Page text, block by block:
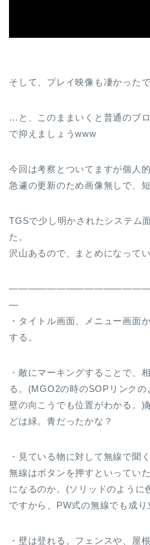
そして、プレイ映像も凄かった
…と、このままいくと普通のブ
で抑えましょうwww
今回は考察とついてますが個人
急遽の更新のため画像無しで、
TGSで少し明かされたシステム
た。
沢山あるので、まとめになって
―
・タイトル画面、メニュー画面
する。
・敵にマーキングすることで、
る。(MGO2の時のSOPリンクの
壁の向こうでも位置がわかる。)
どは緑。青だったかな？
・見ている物に対して無線で聞
無線はボタンを押すといってい
になるのか。(ソリッドのように
ですから、PW式の無線でも成り
・壁は登れる。フェンスや、屋